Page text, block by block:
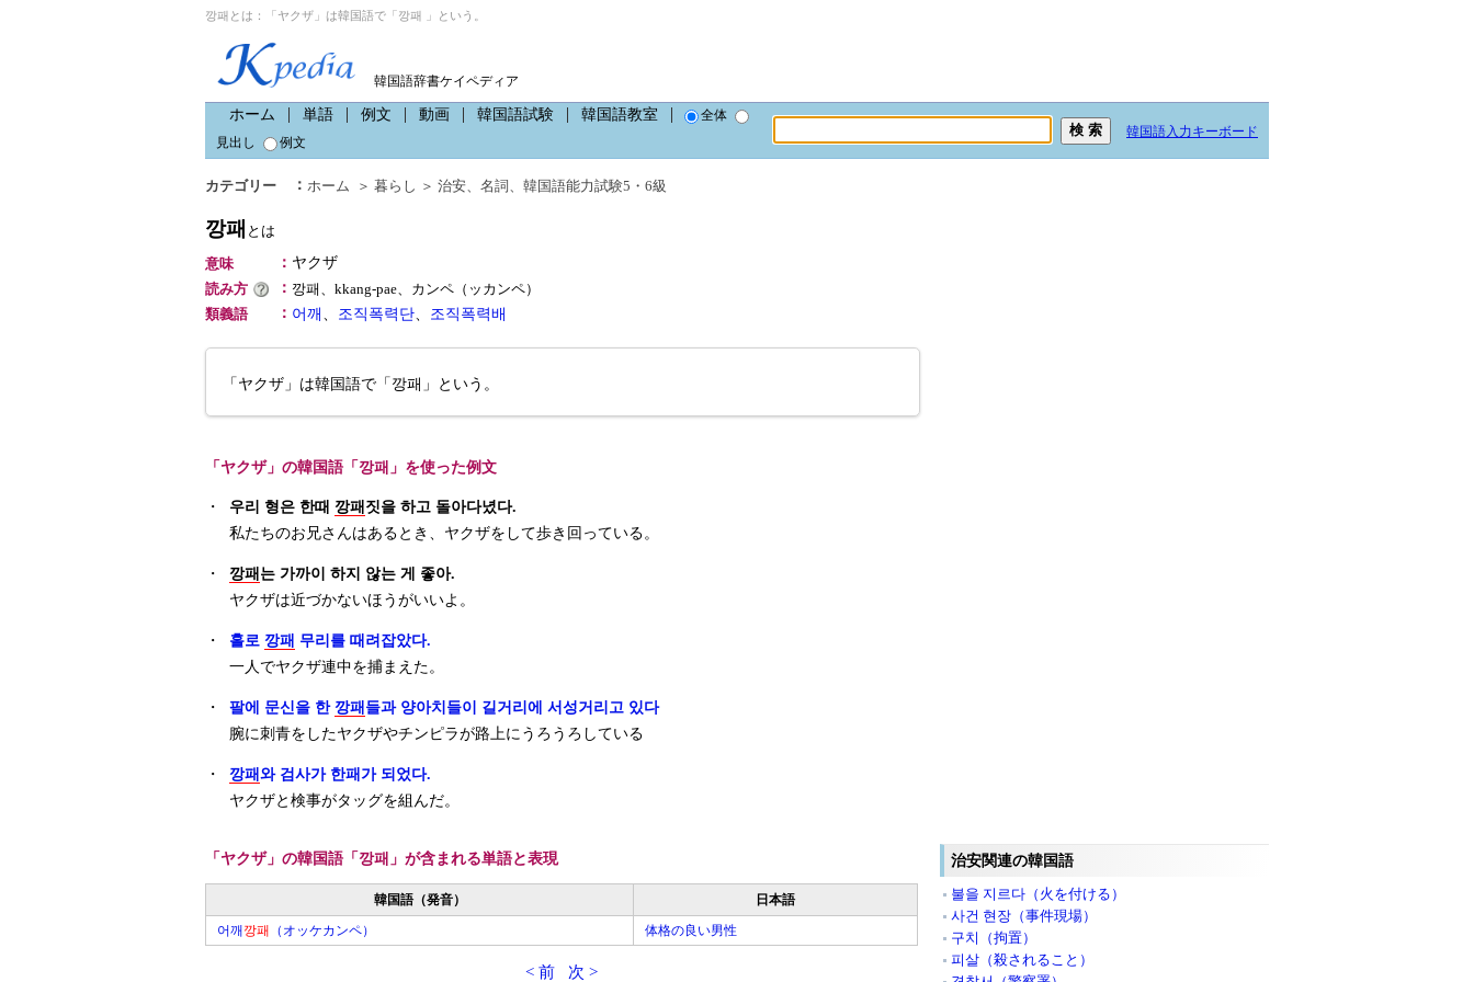
깡패とは：「ヤクザ」は韓国語で「깡패 」という。
韓国語辞書ケイペディア
ホーム 単語 例文 動画 韓国語試験 韓国語教室
全体
見出し
例文
韓国語入力キーボード
カテゴリー ： ホーム ＞ 暮らし ＞ 治安、 名詞 、 韓国語能力試験5・6級
깡패 とは
意味
： ヤクザ
読み方
： 깡패、kkang-pae、カンペ（ッカンペ）
類義語
： 어깨 、 조직폭력단、 조직폭력배
「ヤクザ」は韓国語で「깡패」という。
「ヤクザ」の韓国語「깡패」を使った例文
・ 우리 형은 한때 깡패 짓을 하고 돌아다녔다.
私たちのお兄さんはあるとき、ヤクザをして歩き回っている。
・ 깡패 는 가까이 하지 않는 게 좋아.
ヤクザは近づかないほうがいいよ。
・ 홀로 깡패 무리를 때려잡았다.
一人でヤクザ連中を捕まえた。
・ 팔에 문신을 한 깡패 들과 양아치들이 길거리에 서성거리고 있다
腕に刺青をしたヤクザやチンピラが路上にうろうろしている
・ 깡패 와 검사가 한패가 되었다.
ヤクザと検事がタッグを組んだ。
「ヤクザ」の韓国語「깡패」が含まれる単語と表現
韓国語（発音）
日本語
어깨 깡패 （オッケカンペ） 体格の良い男性
< 前 次 >
治安関連の韓国語
불을 지르다（火を付ける）
사건 현장（事件現場）
구치（拘置）
피살（殺されること）